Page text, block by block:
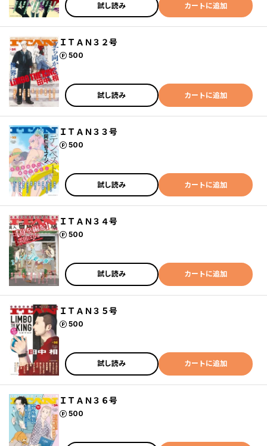
試し読み カートに追加
ＩＴＡＮ３２号
500
ポイント
試し読み カートに追加
ＩＴＡＮ３３号
500
ポイント
試し読み カートに追加
ＩＴＡＮ３４号
500
ポイント
試し読み カートに追加
ＩＴＡＮ３５号
500
ポイント
試し読み カートに追加
ＩＴＡＮ３６号
500
ポイント